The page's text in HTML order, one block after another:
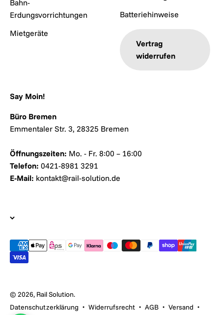
Bahn-
Erdungsvorrichtungen
Mietgeräte
Batteriehinweise
Vertrag
widerrufen
Say Moin!
Büro Bremen
Emmentaler Str. 3, 28325 Bremen
Öffnungszeiten: Mo. - Fr. 8:00 – 16:00
Telefon: 0421-8981 3291
E-Mail: kontakt@rail-solution.de
© 2026, Rail Solution.
Datenschutzerklärung
Widerrufsrecht AGB
Versand